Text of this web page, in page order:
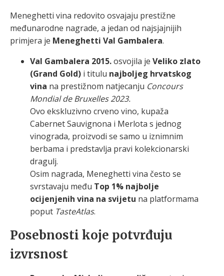
Meneghetti vina redovito osvajaju prestižne
međunarodne nagrade, a jedan od najsjajnijih
primjera je Meneghetti Val Gambalera.
Val Gambalera 2015.osvojila je Veliko zlato
(Grand Gold) i titulu najboljeg hrvatskog
vina na prestižnom natjecanju Concours
Mondial de Bruxelles 2023.
Ovo ekskluzivno crveno vino, kupaža
Cabernet Sauvignona i Merlota s jednog
vinograda, proizvodi se samo u iznimnim
berbama i predstavlja pravi kolekcionarski
dragulj.
Osim nagrada, Meneghetti vina često se
svrstavaju među Top 1% najbolje
ocijenjenih vina na svijetu na platformama
poput TasteAtlas.
Posebnosti koje potvrđuju
izvrsnost